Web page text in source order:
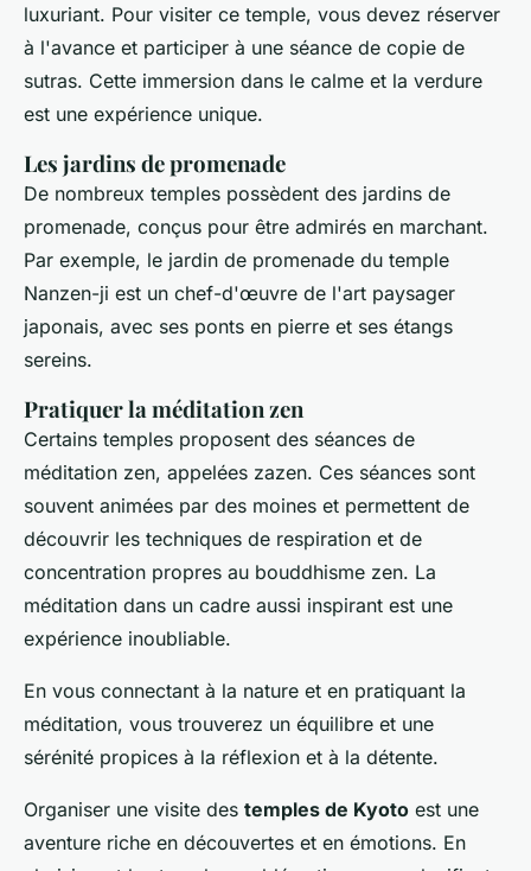
luxuriant. Pour visiter ce temple, vous devez réserver
à l'avance et participer à une séance de copie de
sutras. Cette immersion dans le calme et la verdure
est une expérience unique.
Les jardins de promenade
De nombreux temples possèdent des jardins de
promenade, conçus pour être admirés en marchant.
Par exemple, le jardin de promenade du temple
Nanzen-ji est un chef-d'œuvre de l'art paysager
japonais, avec ses ponts en pierre et ses étangs
sereins.
Pratiquer la méditation zen
Certains temples proposent des séances de
méditation zen, appelées zazen. Ces séances sont
souvent animées par des moines et permettent de
découvrir les techniques de respiration et de
concentration propres au bouddhisme zen. La
méditation dans un cadre aussi inspirant est une
expérience inoubliable.
En vous connectant à la nature et en pratiquant la
méditation, vous trouverez un équilibre et une
sérénité propices à la réflexion et à la détente.
Organiser une visite des temples de Kyoto est une
aventure riche en découvertes et en émotions. En